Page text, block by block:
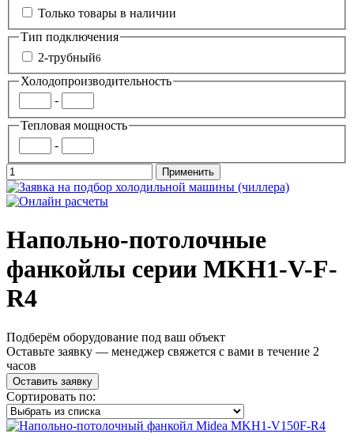
Только товары в наличии
Тип подключения
2-трубный6
Холодопроизводительность
-
Тепловая мощность
-
Напольно-потолочные
фанкойлы серии MKH1-V-F-
R4
Подберём оборудование под ваш объект
Оставьте заявку — менеджер свяжется с вами в течение 2
часов
Оставить заявку
Сортировать по: